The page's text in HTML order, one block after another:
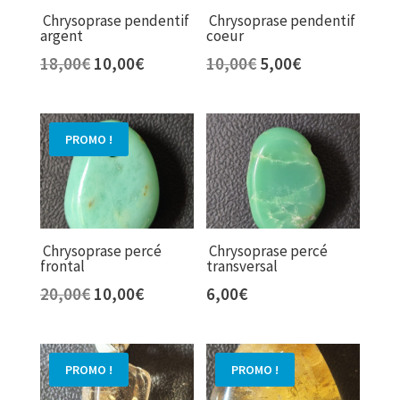
Chrysoprase pendentif
argent
18,00€ Le
initial
était :
18,00€.
10,00€Le
actuel
est :
10,00€.
Chrysoprase pendentif
coeur
10,00€ Le
initial
était :
10,00€.
5,00€Le
actuel
est :
5,00€.
PROMO !
Chrysoprase percé
frontal
20,00€ Le
initial
était :
20,00€.
10,00€Le
actuel
est :
10,00€.
Chrysoprase percé
transversal
6,00€
PROMO ! PROMO !